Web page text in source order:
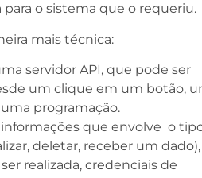
o sistema que o requeriu.
mais técnica:
servidor API, que pode ser
um clique em um botão,
programação.
que envolve o
deletar, receber um dado),
realizada, credenciais de